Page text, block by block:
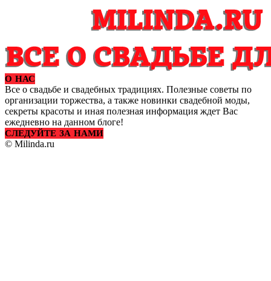
О НАС
Все о свадьбе и свадебных традициях. Полезные советы по
организации торжества, а также новинки свадебной моды,
секреты красоты и иная полезная информация ждет Вас
ежедневно на данном блоге!
СЛЕДУЙТЕ ЗА НАМИ
© Milinda.ru